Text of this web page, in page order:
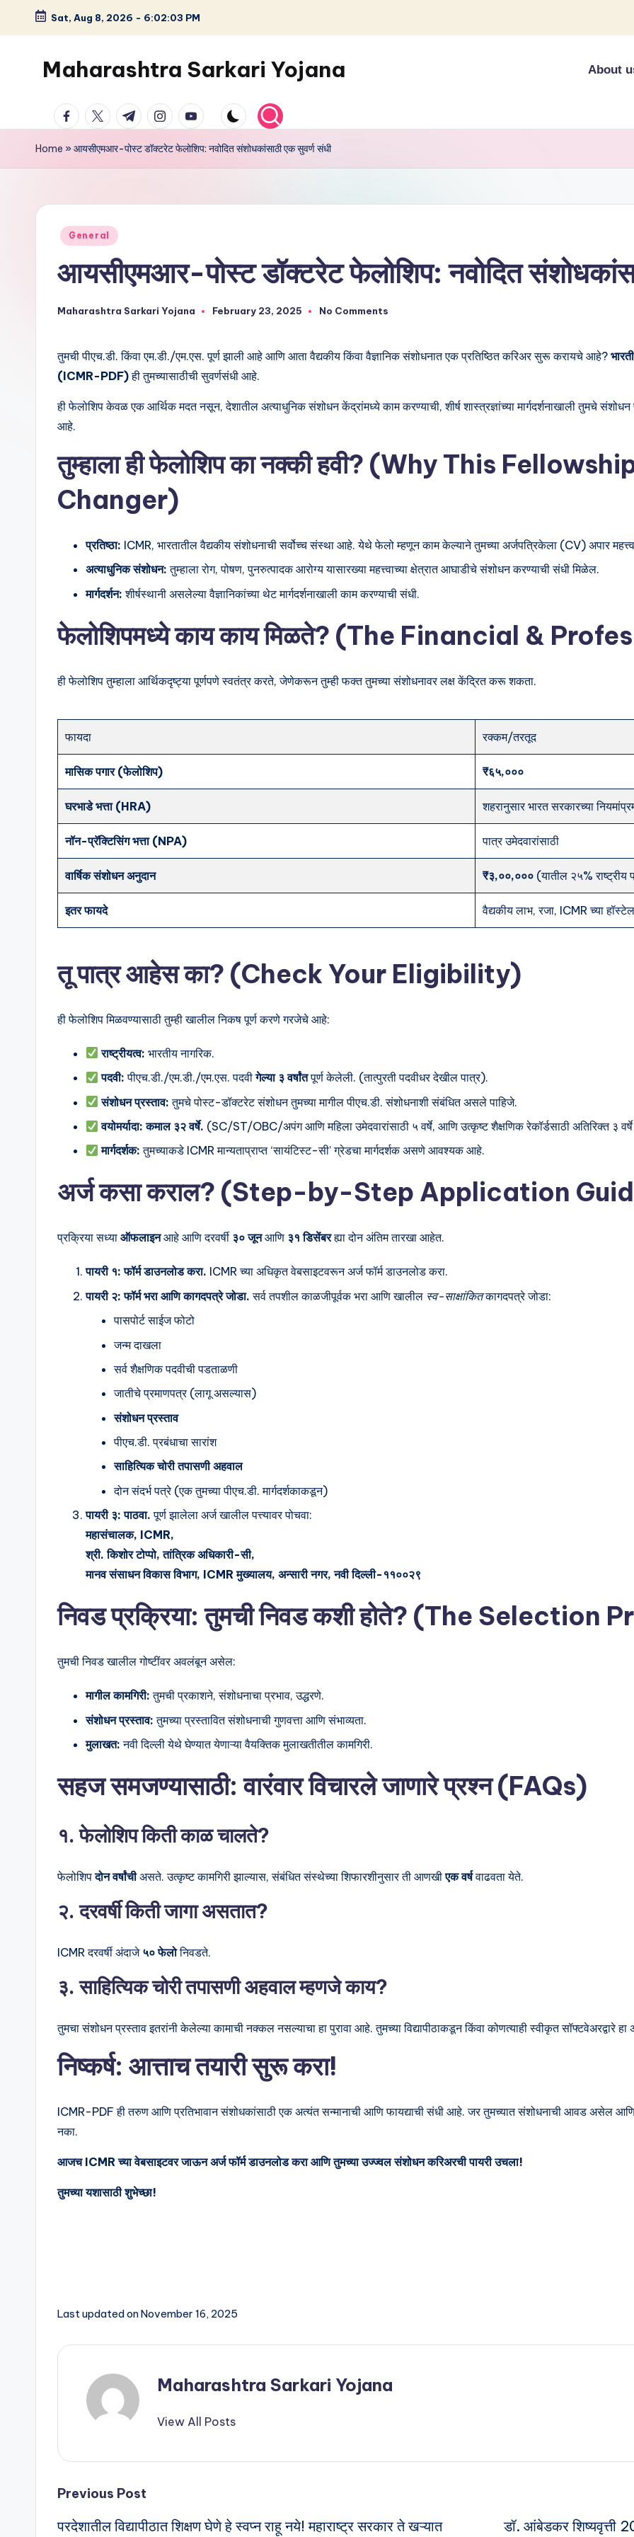
Sat, Aug 8, 2026 - 6:02:04 PM
Maharashtra Sarkari Yojana About
Home »आयसीएमआर-पोस्ट डॉक्टरेट फेलोशिप: नवोदित संशोधकांसाठी एक सुवर्ण संधी
General
आयसीएमआर-पोस्ट डॉक्टरेट फेलोशिप: नवोदित
Maharashtra Sarkari Yojana February 23, 2025 No Comments
तुमची पीएच.डी. किंवा एम.डी./एम.एस. पूर्ण झाली आहे आणि आता वैद्यकीय किंवा वैज्ञानिक संशोधनात एक प्रतिष्ठित करिअर सुरू करायचे आहे?
(ICMR-PDF)ही तुमच्यासाठीची सुवर्णसंधी आहे.
ही फेलोशिप केवळ एक आर्थिक मदत नसून, देशातील अत्याधुनिक संशोधन केंद्रांमध्ये काम करण्याची, शीर्ष शास्त्रज्ञांच्या मार्गदर्शनाखाली तुमचे
आहे.
तुम्हाला ही फेलोशिप का नक्की हवी? (Why This
Changer)
प्रतिष्ठा: ICMR, भारतातील वैद्यकीय संशोधनाची सर्वोच्च संस्था आहे. येथे फेलो म्हणून काम केल्याने तुमच्या अर्जपत्रिकेला (CV) अपार
अत्याधुनिक संशोधन: तुम्हाला रोग, पोषण, पुनरुत्पादक आरोग्य यासारख्या महत्त्वाच्या क्षेत्रात आघाडीचे संशोधन करण्याची संधी मिळेल.
मार्गदर्शन: शीर्षस्थानी असलेल्या वैज्ञानिकांच्या थेट मार्गदर्शनाखाली काम करण्याची संधी.
फेलोशिपमध्ये काय काय मिळते? (The Financial &
ही फेलोशिप तुम्हाला आर्थिकदृष्ट्या पूर्णपणे स्वतंत्र करते, जेणेकरून तुम्ही फक्त तुमच्या संशोधनावर लक्ष केंद्रित करू शकता.
फायदा रक्कम/तरतूद
मासिक पगार (फेलोशिप) ₹६५,०००
घरभाडे भत्ता (HRA) शहरानुसार भारत सरकारच्या
नॉन-प्रॅक्टिसिंग भत्ता (NPA) पात्र उमेदवारांसाठी
वार्षिक संशोधन अनुदान ₹३,००,००० (यातील २५% राष्ट्रीय
इतर फायदे वैद्यकीय लाभ, रजा, ICMR च्या
तू पात्र आहेस का? (Check Your Eligibility)
ही फेलोशिप मिळवण्यासाठी तुम्ही खालील निकष पूर्ण करणे गरजेचे आहे:
राष्ट्रीयत्व: भारतीय नागरिक.
पदवी: पीएच.डी./एम.डी./एम.एस. पदवीगेल्या ३ वर्षांतपूर्ण केलेली. (तात्पुरती पदवीधर देखील पात्र).
संशोधन प्रस्ताव: तुमचे पोस्ट-डॉक्टरेट संशोधन तुमच्या मागील पीएच.डी. संशोधनाशी संबंधित असले पाहिजे.
वयोमर्यादा: कमाल ३२ वर्षे. (SC/ST/OBC/अपंग आणि महिला उमेदवारांसाठी ५ वर्षे, आणि उत्कृष्ट शैक्षणिक रेकॉर्डसाठी अतिरिक्त ३
मार्गदर्शक: तुमच्याकडे ICMR मान्यताप्राप्त ‘सायंटिस्ट-सी’ ग्रेडचा मार्गदर्शक असणे आवश्यक आहे.
अर्ज कसा कराल? (Step-by-Step Application
प्रक्रिया सध्या ऑफलाइनआहे आणि दरवर्षी ३० जूनआणि ३१ डिसेंबरह्या दोन अंतिम तारखा आहेत.
पायरी १: फॉर्म डाउनलोड करा. ICMR च्या अधिकृत वेबसाइटवरून अर्ज फॉर्म डाउनलोड करा.
पायरी २: फॉर्म भरा आणि कागदपत्रे जोडा. सर्व तपशील काळजीपूर्वक भरा आणि खालील स्व-साक्षांकितकागदपत्रे जोडा:
पासपोर्ट साईज फोटो
जन्म दाखला
सर्व शैक्षणिक पदवीची पडताळणी
जातीचे प्रमाणपत्र (लागू असल्यास)
संशोधन प्रस्ताव
पीएच.डी. प्रबंधाचा सारांश
साहित्यिक चोरी तपासणी अहवाल
दोन संदर्भ पत्रे (एक तुमच्या पीएच.डी. मार्गदर्शकाकडून)
पायरी ३: पाठवा. पूर्ण झालेला अर्ज खालील पत्त्यावर पोचवा:
महासंचालक, ICMR,
श्री. किशोर टोप्पो, तांत्रिक अधिकारी-सी,
मानव संसाधन विकास विभाग, ICMR मुख्यालय, अन्सारी नगर, नवी दिल्ली-११००२९
निवड प्रक्रिया: तुमची निवड कशी होते? (The Selection
तुमची निवड खालील गोष्टींवर अवलंबून असेल:
मागील कामगिरी: तुमची प्रकाशने, संशोधनाचा प्रभाव, उद्धरणे.
संशोधन प्रस्ताव: तुमच्या प्रस्तावित संशोधनाची गुणवत्ता आणि संभाव्यता.
मुलाखत: नवी दिल्ली येथे घेण्यात येणाऱ्या वैयक्तिक मुलाखतीतील कामगिरी.
सहज समजण्यासाठी: वारंवार विचारले जाणारे प्रश्न (FAQs)
१. फेलोशिप किती काळ चालते?
फेलोशिपदोन वर्षांचीअसते. उत्कृष्ट कामगिरी झाल्यास, संबंधित संस्थेच्या शिफारशीनुसार ती आणखीएक वर्षवाढवता येते.
२. दरवर्षी किती जागा असतात?
ICMR दरवर्षी अंदाजे ५० फेलोनिवडते.
३. साहित्यिक चोरी तपासणी अहवाल म्हणजे काय?
तुमचा संशोधन प्रस्ताव इतरांनी केलेल्या कामाची नक्कल नसल्याचा हा पुरावा आहे. तुमच्या विद्यापीठाकडून किंवा कोणत्याही स्वीकृत सॉफ्टवेअरद्वारे हा
निष्कर्ष: आत्ताच तयारी सुरू करा!
ICMR-PDF ही तरुण आणि प्रतिभावान संशोधकांसाठी एक अत्यंत सन्मानाची आणि फायद्याची संधी आहे. जर तुमच्यात संशोधनाची आवड असेल
नका.
आजच ICMR च्या वेबसाइटवर जाऊन अर्ज फॉर्म डाउनलोड करा आणि तुमच्या उज्ज्वल संशोधन करिअरची पायरी उचला!
तुमच्या यशासाठी शुभेच्छा!
Last updated on November 16, 2025
Maharashtra Sarkari Yojana
View All Posts
Previous Post
परदेशातील विद्यापीठात शिक्षण घेणे हे स्वप्न राहू नये! महाराष्ट्र सरकार ते खऱ्यात डॉ. आंबेडकर शिष्यवृत्ती